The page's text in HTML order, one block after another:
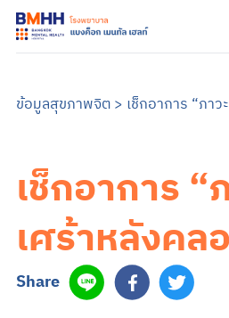
หน้าแรก
เกี่ยวกับเรา
คำแนะนำเมื่อมาถึงโรงพยาบาล
สิ่งอำนวยความสะดวก
คำแนะนำสำหรับผู้ป่วยใน
ข้อมูลสำหรับครอบครัว
บริการของเรา
บริการสำหรับผู้ป่วยนอก
ศูนย์รักษาโรคซึมเศร้าครบวงจร
การบำบัด
บริการสำหรับผู้ป่วยใน
อาการและการรักษา
ซึมเศร้า
วิตกกังวล
จิตเภท
อารมณ์สองขั้ว
สมองเสื่อม
ออทิสติก หรือภาวะออทิสติกสเ
สมาธิสั้น
โรคแพนิค
ภาวะเครียดหลังเผชิญเหตุกา
ข้อมูลสุขภาพ
ข้อมูลสุขภาพจิต> เช็กอาการ “ภา
เช็กอาการ “
เศร้าหลังคล
Share